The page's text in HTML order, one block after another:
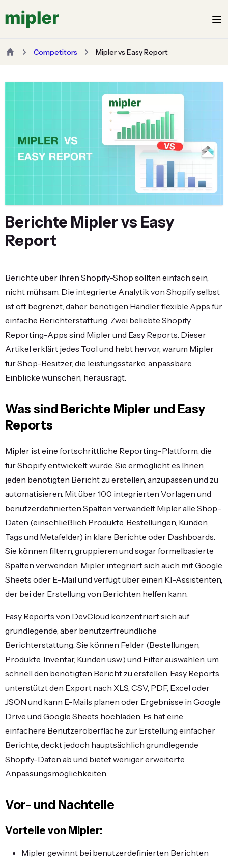
Competitors Mipler vs Easy Report
Berichte Mipler vs Easy
Report
Berichte über Ihren Shopify-Shop sollten einfach sein,
nicht mühsam. Die integrierte Analytik von Shopify selbst
ist oft begrenzt, daher benötigen Händler flexible Apps für
einfache Berichterstattung. Zwei beliebte Shopify
Reporting-Apps sind Mipler und Easy Reports. Dieser
Artikel erklärt jedes Tool und hebt hervor, warum Mipler
für Shop-Besitzer, die leistungsstarke, anpassbare
Einblicke wünschen, herausragt.
Was sind Berichte Mipler und Easy
Reports
Mipler ist eine fortschrittliche Reporting-Plattform, die
für Shopify entwickelt wurde. Sie ermöglicht es Ihnen,
jeden benötigten Bericht zu erstellen, anzupassen und zu
automatisieren. Mit über 100 integrierten Vorlagen und
benutzerdefinierten Spalten verwandelt Mipler alle Shop-
Daten (einschließlich Produkte, Bestellungen, Kunden,
Tags und Metafelder) in klare Berichte oder Dashboards.
Sie können filtern, gruppieren und sogar formelbasierte
Spalten verwenden. Mipler integriert sich auch mit Google
Sheets oder E-Mail und verfügt über einen KI-Assistenten,
der bei der Erstellung von Berichten helfen kann.
Easy Reports von DevCloud konzentriert sich auf
grundlegende, aber benutzerfreundliche
Berichterstattung. Sie können Felder (Bestellungen,
Produkte, Inventar, Kunden usw.) und Filter auswählen, um
schnell den benötigten Bericht zu erstellen. Easy Reports
unterstützt den Export nach XLS, CSV, PDF, Excel oder
JSON und kann E-Mails planen oder Ergebnisse in Google
Drive und Google Sheets hochladen. Es hat eine
einfachere Benutzeroberfläche zur Erstellung einfacher
Berichte, deckt jedoch hauptsächlich grundlegende
Shopify-Daten ab und bietet weniger erweiterte
Anpassungsmöglichkeiten.
Vor- und Nachteile
Vorteile von Mipler:
Mipler gewinnt bei benutzerdefinierten Berichten